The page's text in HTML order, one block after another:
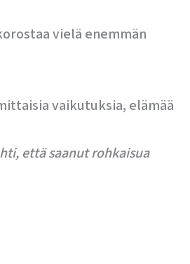
vielä enemmän
vaikutuksia, elämää
että saanut rohkaisua